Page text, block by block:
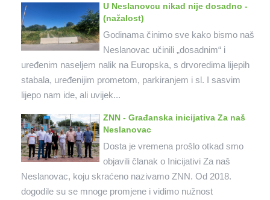
U Neslanovcu nikad nije dosadno -
(nažalost)
Godinama činimo sve kako bismo naš
Neslanovac učinili „dosadnim“ i
uređenim naseljem nalik na Europska, s drvoredima lijepih
stabala, uređenijim prometom, parkiranjem i sl. I sasvim
lijepo nam ide, ali uvijek...
ZNN - Građanska inicijativa Za naš
Neslanovac
Dosta je vremena prošlo otkad smo
objavili članak o Inicijativi Za naš
Neslanovac, koju skraćeno nazivamo ZNN. Od 2018.
dogodile su se mnoge promjene i vidimo nužnost